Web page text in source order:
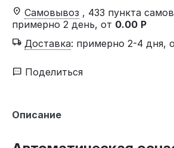
Самовывоз , 433 пункта
примерно 2 день, от 0.00 Р
Доставка: примерно 2-4 дня,
Поделиться
Описание